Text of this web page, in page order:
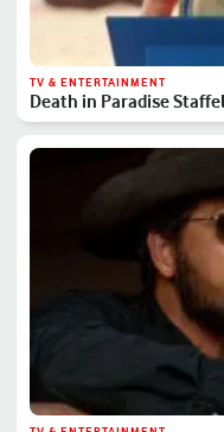
TV & ENTERTAINMENT
Death in Paradise